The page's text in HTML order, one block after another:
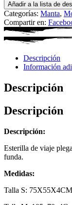
Añadir a la lista de
Categorías: Manta,
Compartir en:
Descripción
Información
Descripción
Descripción
Descripción:
Esterilla de viaje
funda.
Medidas:
Talla S: 75X55X4CM